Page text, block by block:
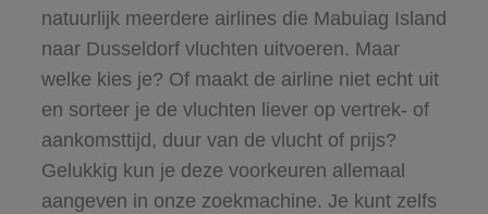
natuurlijk meerdere airlines die Mabuiag Island
naar Dusseldorf vluchten uitvoeren. Maar
welke kies je? Of maakt de airline niet echt uit
en sorteer je de vluchten liever op vertrek- of
aankomsttijd, duur van de vlucht of prijs?
Gelukkig kun je deze voorkeuren allemaal
aangeven in onze zoekmachine. Je kunt zelfs